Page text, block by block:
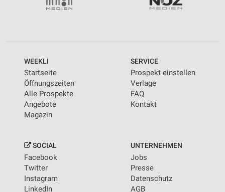
WEEKLI
Startseite
Öffnungszeiten
Alle Prospekte
Angebote
Magazin
SERVICE
Prospekt einstellen
Verlage
FAQ
Kontakt
SOCIAL
Facebook
Twitter
Instagram
LinkedIn
UNTERNEHMEN
Jobs
Presse
Datenschutz
AGB